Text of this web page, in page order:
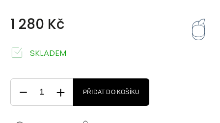
1 280 Kč
SKLADEM
PŘIDAT DO KOŠÍKU